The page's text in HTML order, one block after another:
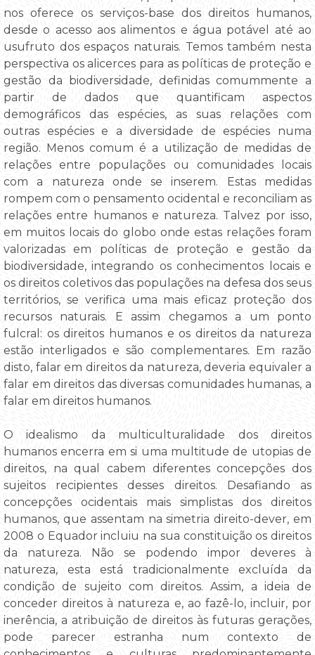
nos oferece os serviços-base dos direitos humanos,
desde o acesso aos alimentos e água potável até ao
usufruto dos espaços naturais. Temos também nesta
perspectiva os alicerces para as políticas de proteção e
gestão da biodiversidade, definidas comummente a
partir de dados que quantificam aspectos
demográficos das espécies, as suas relações com
outras espécies e a diversidade de espécies numa
região. Menos comum é a utilização de medidas de
relações entre populações ou comunidades locais
com a natureza onde se inserem. Estas medidas
rompem com o pensamento ocidental e reconciliam as
relações entre humanos e natureza. Talvez por isso,
em muitos locais do globo onde estas relações foram
valorizadas em políticas de proteção e gestão da
biodiversidade, integrando os conhecimentos locais e
os direitos coletivos das populações na defesa dos seus
territórios, se verifica uma mais eficaz proteção dos
recursos naturais. E assim chegamos a um ponto
fulcral: os direitos humanos e os direitos da natureza
estão interligados e são complementares. Em razão
disto, falar em direitos da natureza, deveria equivaler a
falar em direitos das diversas comunidades humanas, a
falar em direitos humanos.
O idealismo da multiculturalidade dos direitos
humanos encerra em si uma multitude de utopias de
direitos, na qual cabem diferentes concepções dos
sujeitos recipientes desses direitos. Desafiando as
concepções ocidentais mais simplistas dos direitos
humanos, que assentam na simetria direito-dever, em
2008 o Equador incluiu na sua constituição os direitos
da natureza. Não se podendo impor deveres à
natureza, esta está tradicionalmente excluída da
condição de sujeito com direitos. Assim, a ideia de
conceder direitos à natureza e, ao fazê-lo, incluir, por
inerência, a atribuição de direitos às futuras gerações,
pode parecer estranha num contexto de